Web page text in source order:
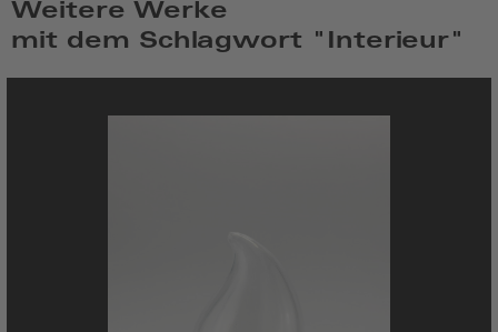
Weitere Werke
mit dem Schlagwort "Interieur"